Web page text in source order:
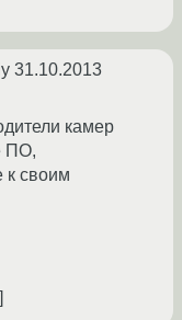
31.10.2013
камер
ПО,
к своим